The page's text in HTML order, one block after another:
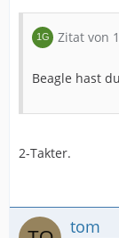
Zitat von
Beagle hast
2-Takter.
tom